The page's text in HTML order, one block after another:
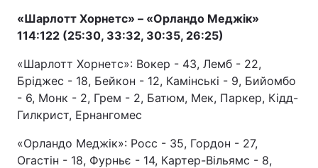
«Шарлотт Хорнетс» – «Орландо Меджік»
114:122 (25:30, 33:32, 30:35, 26:25)
«Шарлотт Хорнетс»: Вокер - 43, Лемб - 22,
Бріджес - 18, Бейкон - 12, Камінські - 9, Бийомбо
- 6, Монк - 2, Грем - 2, Батюм, Мек, Паркер, Кідд-
Гилкрист, Ернангомес
«Орландо Меджік»: Росс - 35, Гордон - 27,
Огастін - 18, Фурньє - 14, Картер-Вільямс - 8,